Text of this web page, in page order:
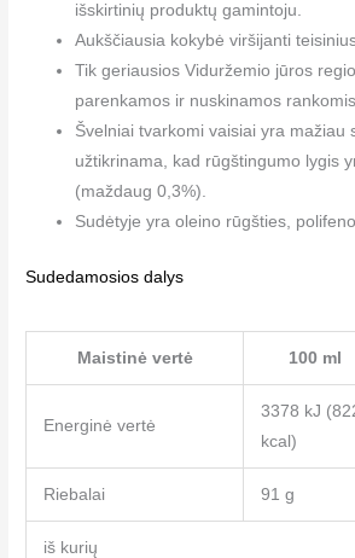
išskirtinių produktų gamintoju.
Aukščiausia kokybė viršijanti
Tik geriausios Viduržemio jūros
parenkamos ir nuskinamos
Švelniai tvarkomi vaisiai yra mažiau
užtikrinama, kad rūgštingumo lygis
(maždaug 0,3%).
Sudėtyje yra oleino rūgšties,
Sudedamosios dalys
Maistinė vertė 100 ml
Energinė vertė
3378 kJ
kcal)
Riebalai 91 g
iš kurių